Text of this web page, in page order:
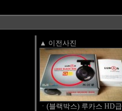
▲ 이전사진
ㆍ(블랙박스) 루카스 HD급